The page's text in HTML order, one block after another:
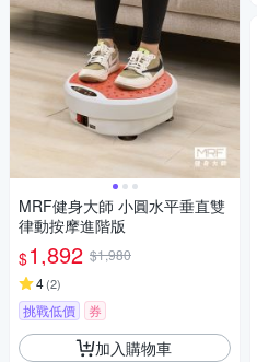
MRF健身大師 ⼩圓⽔平垂直雙
律動按摩進階版
$1,892 $1,980
4(2)
挑戰低價 券
加入購物車